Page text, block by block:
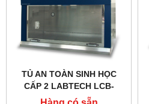
TỦ AN TOÀN SINH HỌC
CẤP 2 LABTECH LCB-
0103B-A2, TYPE A2